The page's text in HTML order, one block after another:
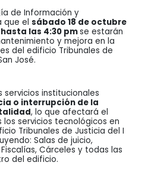
de Información y
que elsábado 18 de octubre
hasta las 4:30 pmse estarán
y mejora en la
del edificio Tribunales de
José.
institucionales
o interrupción de la
, lo que afectará el
servicios tecnológicos en
Tribunales de Justicia del I
Salas de juicio,
Cárceles y todas las
del edificio.